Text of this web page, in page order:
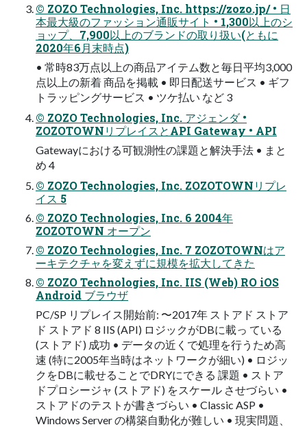
© ZOZO Technologies, Inc. https://zozo.jp/ • 日
本最大級のファッション通販サイト • 1,300以上のシ
ョップ、7,900以上のブランドの取り扱い(ともに
2020年6月末時点)
• 常時83万点以上の商品アイテム数と毎日平均3,000
点以上の新着 商品を掲載 • 即日配送サービス • ギフ
トラッピングサービス • ツケ払い など 3
© ZOZO Technologies, Inc. アジェンダ •
ZOZOTOWNリプレイスとAPI Gateway • API
Gatewayにおける可観測性の課題と解決手法 • まと
め 4
© ZOZO Technologies, Inc. ZOZOTOWNリプレ
イス 5
© ZOZO Technologies, Inc. 6 2004年
ZOZOTOWN オープン
© ZOZO Technologies, Inc. 7 ZOZOTOWNはア
ーキテクチャを変えずに規模を拡大してきた
© ZOZO Technologies, Inc. IIS (Web) RO iOS
Android ブラウザ
PC/SP リプレイス開始前: 〜2017年 ストアド ストア
ド ストアド 8 IIS (API) ロジックがDBに載っ ている
(ストアド) 成功 • データの近くで処理を行うため高
速 (特に2005年当時はネットワークが細い) • ロジッ
クをDBに載せることでDRYにできる 課題 • ストア
ドプロシージャ (ストアド) をスケール させづらい •
ストアドのテストが書きづらい • Classic ASP •
Windows Server の構築自動化が難しい • 現実問題、